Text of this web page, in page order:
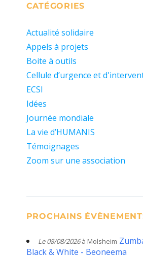
CATÉGORIES
Actualité solidaire
Appels à projets
Boite à outils
Cellule d’urgence et
ECSI
Idées
Journée mondiale
La vie d’HUMANIS
Témoignages
Zoom sur une association
PROCHAINS
Le 08/08/2026à Molsheim
Black & White - Beoneema